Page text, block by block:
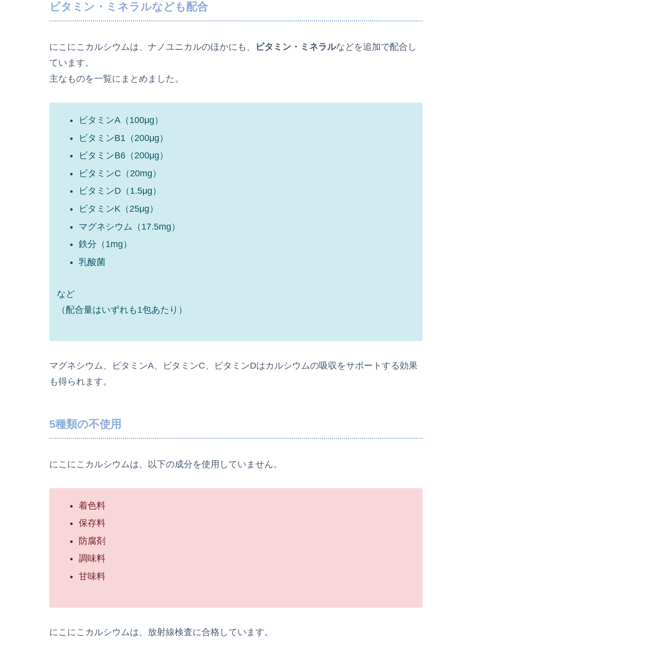
ビタミン・ミネラルなども配合
にこにこカルシウムは、ナノユニカルのほかにも、 ビタミン・ミネラルなどを追加で配合し
ています。
主なものを一覧にまとめました。
ビタミンA（100μg）
ビタミンB1（200μg）
ビタミンB6（200μg）
ビタミンC（20mg）
ビタミンD（1.5μg）
ビタミンK（25μg）
マグネシウム（17.5mg）
鉄分（1mg）
乳酸菌
など
（配合量はいずれも1包あたり）
マグネシウム、ビタミンA、ビタミンC、ビタミンDはカルシウムの吸収をサポートする効果
も得られます。
5種類の不使用
にこにこカルシウムは、以下の成分を使用していません。
着色料
保存料
防腐剤
調味料
甘味料
にこにこカルシウムは、放射線検査に合格しています。